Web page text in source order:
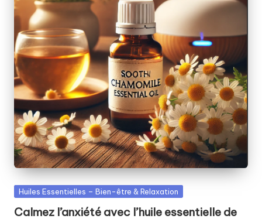
e
n
ti
el
le
Posted
Huiles Essentielles – Bien-être & Relaxation
Calmez l’anxiété avec l’huile essentielle de